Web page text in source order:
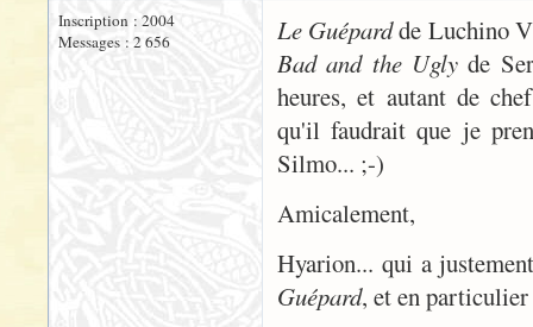
Inscription : 2004
Messages : 2 656
Le Guépardde Luchino
Bad and the Ugly de
heures, et autant de
qu'il faudrait que je
Silmo... ;-)
Amicalement,
Hyarion... qui a
Guépard, et en